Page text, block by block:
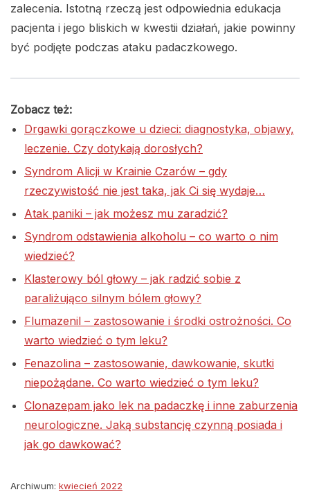
zalecenia. Istotną rzeczą jest odpowiednia edukacja
pacjenta i jego bliskich w kwestii działań, jakie powinny
być podjęte podczas ataku padaczkowego.
Zobacz też:
Drgawki gorączkowe u dzieci: diagnostyka, objawy,
leczenie. Czy dotykają dorosłych?
Syndrom Alicji w Krainie Czarów – gdy
rzeczywistość nie jest taka, jak Ci się wydaje…
Atak paniki – jak możesz mu zaradzić?
Syndrom odstawienia alkoholu – co warto o nim
wiedzieć?
Klasterowy ból głowy – jak radzić sobie z
paraliżująco silnym bólem głowy?
Flumazenil – zastosowanie i środki ostrożności. Co
warto wiedzieć o tym leku?
Fenazolina – zastosowanie, dawkowanie, skutki
niepożądane. Co warto wiedzieć o tym leku?
Clonazepam jako lek na padaczkę i inne zaburzenia
neurologiczne. Jaką substancję czynną posiada i
jak go dawkować?
Archiwum: kwiecień 2022